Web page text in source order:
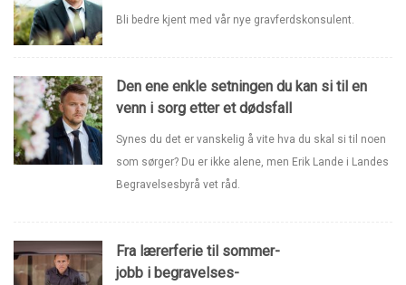
Bli bedre kjent med vår nye gravferdskonsulent.
Den ene enkle setningen du kan si til en
venn i sorg etter et dødsfall
Synes du det er vanskelig å vite hva du skal si til noen
som sørger? Du er ikke alene, men Erik Lande i Landes
Begravelsesbyrå vet råd.
Fra lærerferie til sommer-
jobb i begravelses-